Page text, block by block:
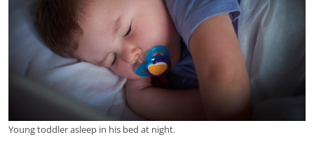
Young toddler asleep in his bed at night.